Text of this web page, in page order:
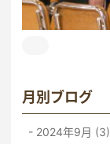
月別ブログ
2024年9月 (3)